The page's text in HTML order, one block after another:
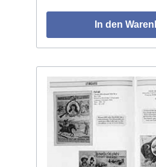
Material und individuelle
Pfeilen, Pfeilspitzen aus
Bildtafeln stellen die
dem Bereich der nördlichen
Plains, der Westküste
exakt dar. Der zweite Teil
sich mit indianischen
werkzeugen, deren einzelne
weiteren 120 Abbildungen
dargestellt sind. 226
voll illustriert.
In den